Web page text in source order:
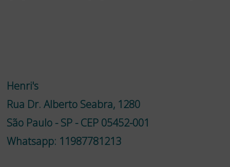
Henri's
Rua Dr. Alberto Seabra, 1280
São Paulo - SP - CEP 05452-001
Whatsapp: 11987781213